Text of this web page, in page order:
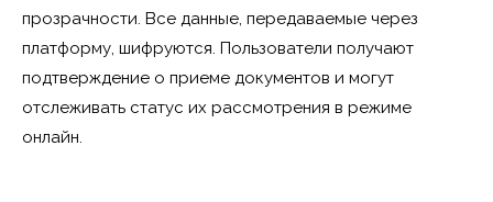
прозрачности. Все данные, передаваемые через
платформу, шифруются. Пользователи получают
подтверждение о приеме документов и могут
отслеживать статус их рассмотрения в режиме
онлайн.